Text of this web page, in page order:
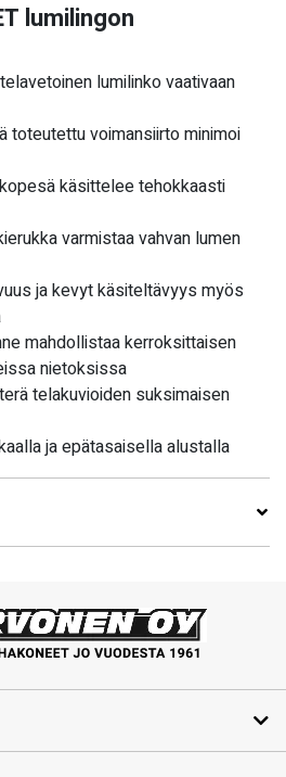
lumilingon
lumilinko vaativaan
toteutettu voimansiirto minimoi
käsittelee tehokkaasti
varmistaa vahvan lumen
ja kevyt käsiteltävyys myös
mahdollistaa kerroksittaisen
nietoksissa
telakuvioiden suksimaisen
ja epätasaisella alustalla